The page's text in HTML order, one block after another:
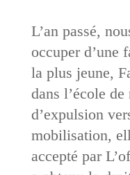
L’an passé,
occuper d’une
la plus jeune,
dans l’école
d’expulsion
mobilisation,
accepté par